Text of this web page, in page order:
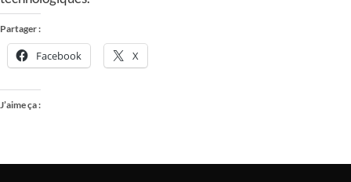
Partager :
Facebook X
J’aime ça :